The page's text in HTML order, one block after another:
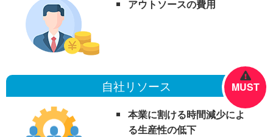
アウトソースの費用
自社リソース
MUST
本業に割ける時間減少によ
る生産性の低下